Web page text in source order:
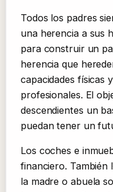
Todos los padres
una herencia a sus
para construir un
herencia que
capacidades físicas
profesionales. El
descendientes un
puedan tener un
Los coches e
financiero. También
la madre o abuela